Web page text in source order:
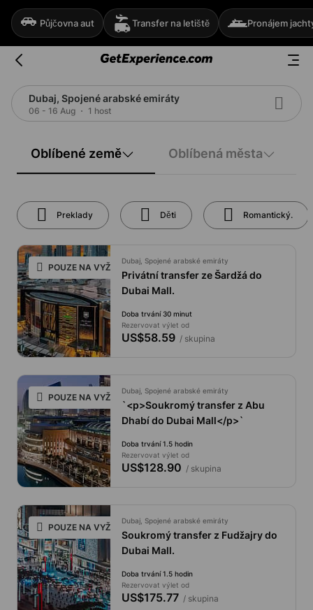
Půjčovna aut Transfer na letiště Pronájem
Dubaj, Spojené arabské emiráty
06 - 16 Aug 1 host
Oblíbené země Oblíbená města
Preklady Děti Romantický.
POUZE NA VYŽÁDÁNÍ
Dubaj, Spojené arabské emiráty
Privátní transfer ze Šardžá do
Dubai Mall.
Doba trvání 30 minut
Rezervovat výlet od
US$58.59/ skupina
POUZE NA VYŽÁDÁNÍ
Dubaj, Spojené arabské emiráty
`<p>Soukromý transfer z Abu
Dhabí do Dubai Mall</p>`
Doba trvání 1.5 hodin
Rezervovat výlet od
US$128.90 / skupina
POUZE NA VYŽÁDÁNÍ
Dubaj, Spojené arabské emiráty
Soukromý transfer z Fudžajry do
Dubai Mall.
Doba trvání 1.5 hodin
Rezervovat výlet od
US$175.77/ skupina